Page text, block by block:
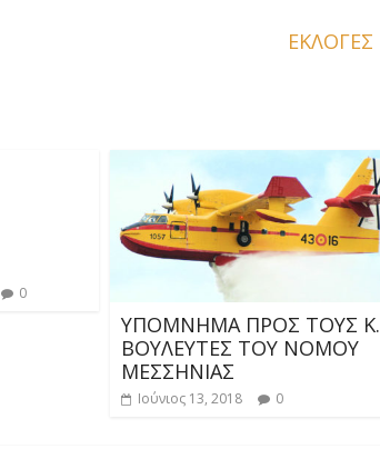
ΕΚΛΟΓΕΣ
0
ΥΠΟΜΝΗΜΑ ΠΡΟΣ ΤΟΥΣ Κ.
ΒΟΥΛΕΥΤΕΣ ΤΟΥ ΝΟΜΟΥ
ΜΕΣΣΗΝΙΑΣ
Ιούνιος 13, 2018 0